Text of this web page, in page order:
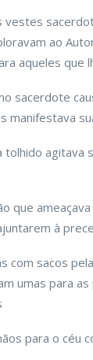
vestes
ao
aqueles que
sacerdote
manifestava
tolhido
que
à
com sacos
umas para
para o céu